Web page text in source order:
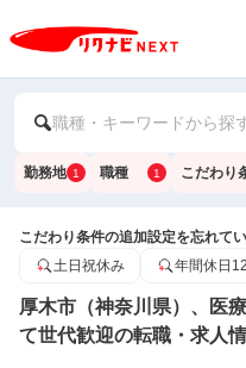
職種・キーワードから探
勤務地 1 職種 1 こだわり
こだわり条件の追加設定を忘れて
土日祝休み
年間休日
厚木市（神奈川県）、医
て世代歓迎の転職・求人